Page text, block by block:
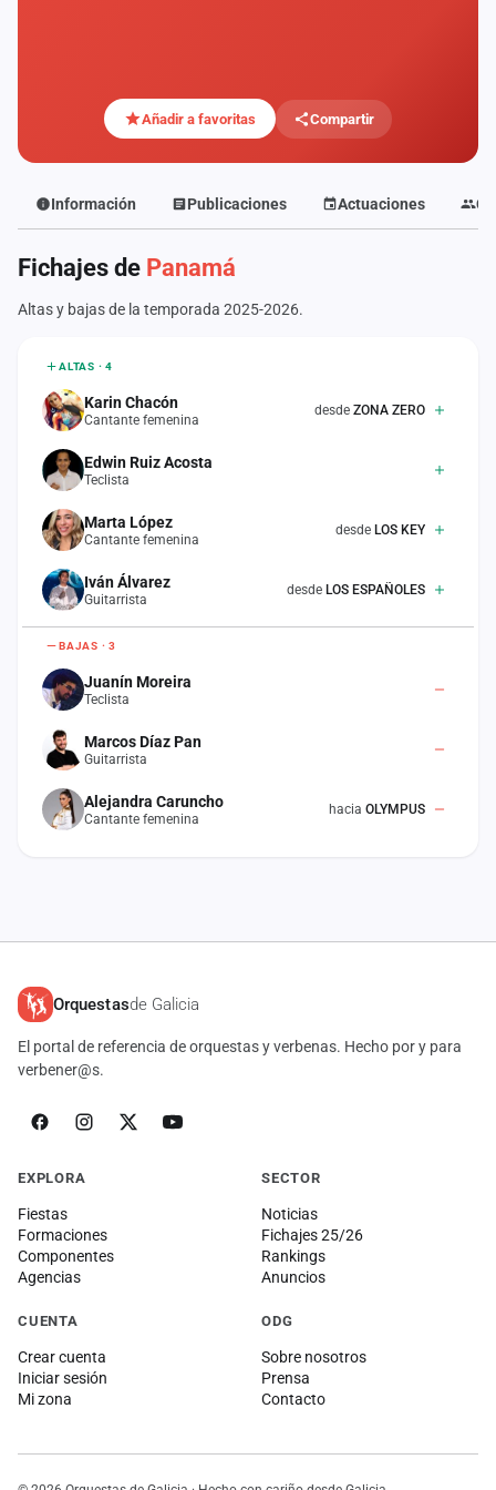
Añadir a favoritas Compartir
Información Publicaciones Actuaciones
Fichajes de Panamá
Altas y bajas de la temporada 2025-2026.
ALTAS · 4
Karin Chacón
Cantante femenina
desde ZONA ZERO
Edwin Ruiz Acosta
Teclista
Marta López
Cantante femenina
desde LOS KEY
Iván Álvarez
Guitarrista
desde LOS ESPAÑOLES
BAJAS · 3
Juanín Moreira
Teclista
Marcos Díaz Pan
Guitarrista
Alejandra Caruncho
Cantante femenina
hacia OLYMPUS
Orquestasde Galicia
El portal de referencia de orquestas y verbenas. Hecho por y para
verbener@s.
EXPLORA
Fiestas
Formaciones
Componentes
Agencias
SECTOR
Noticias
Fichajes 25/26
Rankings
Anuncios
CUENTA
Crear cuenta
Iniciar sesión
Mi zona
ODG
Sobre nosotros
Prensa
Contacto
Componentes
Fichajes
Agencias
Rankings
Vídeos
Anuncios
Iniciar
sesión
Crear
cuenta
Contacto